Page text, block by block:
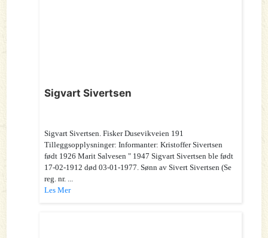
Sigvart Sivertsen
Sigvart Sivertsen. Fisker Dusevikveien 191
Tilleggsopplysninger: Informanter: Kristoffer Sivertsen
født 1926 Marit Salvesen " 1947 Sigvart Sivertsen ble født
17-02-1912 død 03-01-1977. Sønn av Sivert Sivertsen (Se
reg. nr. ...
Les Mer